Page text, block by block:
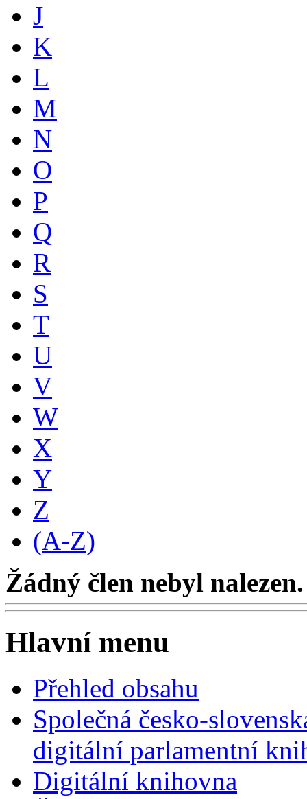
J
K
L
M
N
O
P
Q
R
S
T
U
V
W
X
Y
Z
(A-Z)
Žádný člen nebyl nalezen.
Hlavní menu
Přehled obsahu
Společná česko-
digitální parlamentní
Digitální knihovna